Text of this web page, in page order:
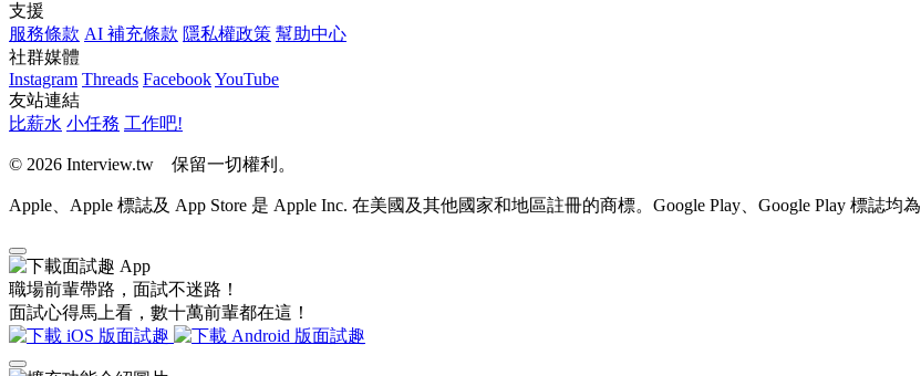
支援
服務條款 AI 補充條款 隱私權政策 幫助中心
社群媒體
Instagram Threads FacebookYouTube
友站連結
比薪水 小任務 工作吧!
© 2026 Interview.tw 保留一切權利。
Apple、Apple 標誌及 App Store 是 Apple Inc. 在美國及其他國家和地區註冊的商標。Google Play、Google Play 標誌均
職場前輩帶路，面試不迷路！
面試心得馬上看，數十萬前輩都在這！